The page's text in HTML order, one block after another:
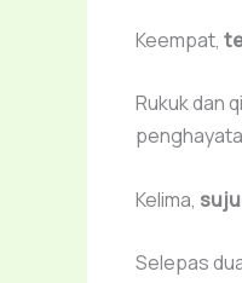
Keempat,
Rukuk dan
Kelima,
Selepas